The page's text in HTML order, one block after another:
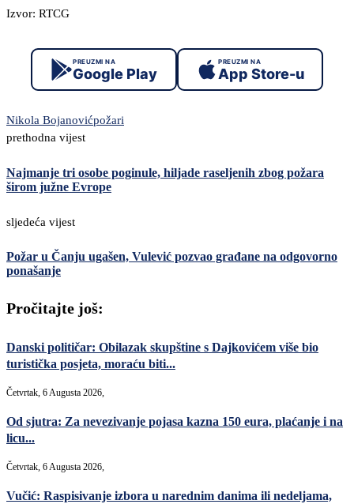
Izvor: RTCG
PREUZMI NA
Google Play
PREUZMI NA
App Store-u
Nikola Bojanovićpožari
prethodna vijest
Najmanje tri osobe poginule, hiljade raseljenih zbog požara
širom južne Evrope
sljedeća vijest
Požar u Čanju ugašen, Vulević pozvao građane na odgovorno
ponašanje
Pročitajte još:
Danski političar: Obilazak skupštine s Dajkovićem više bio
turistička posjeta, moraću biti...
Četvrtak, 6 Augusta 2026,
Od sjutra: Za nevezivanje pojasa kazna 150 eura, plaćanje i na
licu...
Četvrtak, 6 Augusta 2026,
Vučić: Raspisivanje izbora u narednim danima ili nedeljama,